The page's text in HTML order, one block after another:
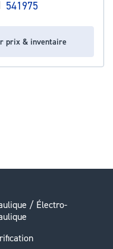
541975
prix & inventaire
/ Électro-